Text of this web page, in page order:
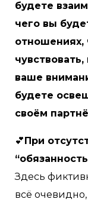
будете
чего вы
отношениях,
ваше
будете
своём
💕При
Здесь
всё